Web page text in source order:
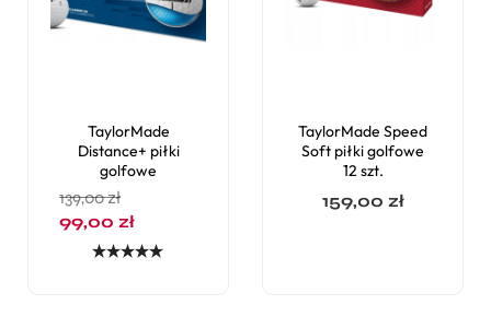
TaylorMade
Distance+ piłki
golfowe
139,00zł
99,00 zł
TaylorMade Speed
Soft piłki golfowe
12 szt.
159,00 zł